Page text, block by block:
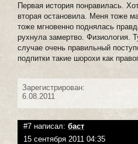
Первая история понравилась.
вторая остановила. Меня тоже
тоже мгновенно поднялась
рухнула замертво. Физиология.
случае очень правильный
подпитки такие шорохи как
Зарегистрирован:
6.08.2011
#7 написал: баст
15 сентября 2011 04:35